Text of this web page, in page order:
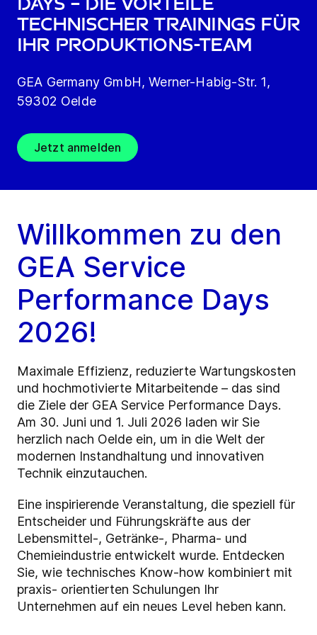
technischer Trainings für
Ihr Produktions-team
GEA Germany GmbH, Werner-Habig-Str. 1,
59302 Oelde
Jetzt anmelden
Willkommen zu den
GEA Service
Performance Days
2026!
Maximale Effizienz, reduzierte Wartungskosten
und hochmotivierte Mitarbeitende – das sind
die Ziele der GEA Service Performance Days.
Am 30. Juni und 1. Juli 2026 laden wir Sie
herzlich nach Oelde ein, um in die Welt der
modernen Instandhaltung und innovativen
Technik einzutauchen.
Eine inspirierende Veranstaltung, die speziell für
Entscheider und Führungskräfte aus der
Lebensmittel-, Getränke-, Pharma- und
Chemieindustrie entwickelt wurde. Entdecken
Sie, wie technisches Know-how kombiniert mit
praxis- orientierten Schulungen Ihr
Unternehmen auf ein neues Level heben kann.